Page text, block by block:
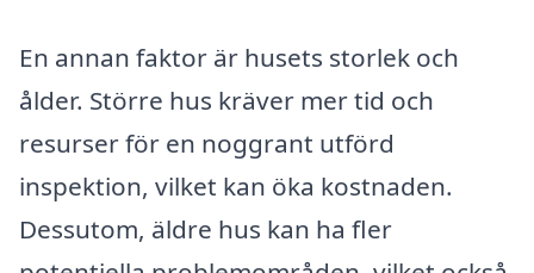
En annan faktor är husets storlek och
ålder. Större hus kräver mer tid och
resurser för en noggrant utförd
inspektion, vilket kan öka kostnaden.
Dessutom, äldre hus kan ha fler